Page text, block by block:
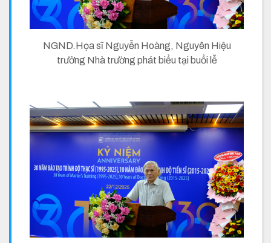
NGND.Họa sĩ Nguyễn Hoàng, Nguyên Hiệu
trưởng Nhà trường phát biểu tại buổi lễ